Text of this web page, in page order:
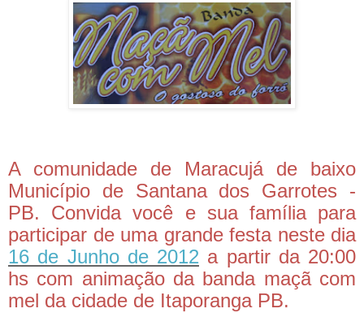
A comunidade de Maracujá de baixo
Município de Santana dos Garrotes -
PB. Convida você e sua família para
participar de uma grande festa neste dia
16 de Junho de 2012 a partir da 20:00
hs com animação da banda maçã com
mel da cidade de Itaporanga PB.